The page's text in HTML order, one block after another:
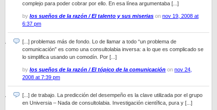
complejo para poder cobrar por ello. En esa línea argumentaba [...]
by los sueños de la razón / El talento y sus miserias on nov 19, 2008 at
6:37 pm
[...] problemas más de fondo. Lo de llamar a todo “un problema de
comunicación” es como una consultolabia inversa: a lo que es complicado se
lo simplifica usando un comodín. Por [...]
by los sueños de la razón / El tópico de la comunicación on nov 24,
2008 at 7:39 pm
[...] de trabajo. La predicción del desempeño es la clave utilizada por el grupo
en Universia – Nada de consultolabia. Investigación científica, pura y [...]